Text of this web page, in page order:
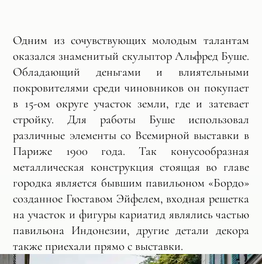
Одним из сочувствующих молодым талантам
оказался знаменитый скульптор Альфред Буше.
Обладающий деньгами и влиятельными
покровителями среди чиновников он покупает
в 15-ом округе участок земли, где и затевает
стройку. Для работы Буше использовал
различные элементы со Всемирной выставки в
Париже 1900 года. Так конусообразная
металлическая конструкция стоящая во главе
городка является бывшим павильоном «Бордо»
созданное Гюставом Эйфелем, входная решетка
на участок и фигуры кариатид являлись частью
павильона Индонезии, другие детали декора
также приехали прямо с выставки.